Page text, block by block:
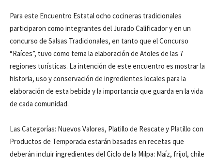
Para este Encuentro Estatal ocho cocineras tradicionales
participaron como integrantes del Jurado Calificador y en un
concurso de Salsas Tradicionales, en tanto que el Concurso
“Raíces”, tuvo como tema la elaboración de Atoles de las 7
regiones turísticas. La intención de este encuentro es mostrar la
historia, uso y conservación de ingredientes locales para la
elaboración de esta bebida y la importancia que guarda en la vida
de cada comunidad.
Las Categorías: Nuevos Valores, Platillo de Rescate y Platillo con
Productos de Temporada estarán basadas en recetas que
deberán incluir ingredientes del Ciclo de la Milpa: Maíz, frijol, chile